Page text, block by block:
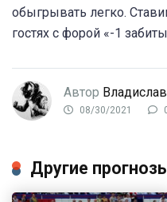
обыгрывать легко.
гостях с форой «-1
Автор
08/30/2021
Другие